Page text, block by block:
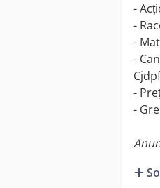
-
-
-
-
-
-